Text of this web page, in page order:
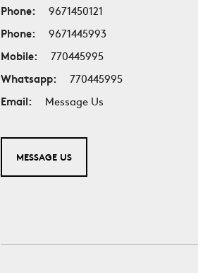
Phone:
9671450121
Phone:
9671445993
Mobile:
770445995
Whatsapp:
770445995
Email:
Message Us
MESSAGE US